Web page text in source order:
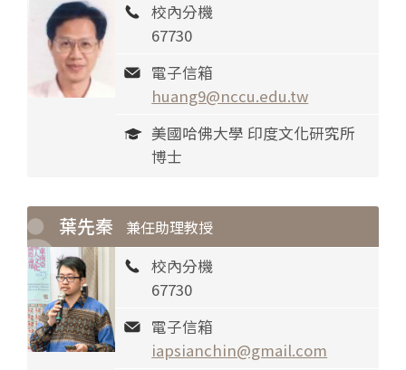
校內分機
67730
電子信箱
huang9@nccu.edu.tw
美國哈佛大學 印度文化研究所
博士
葉先秦 兼任助理教授
校內分機
67730
電子信箱
iapsianchin@gmail.com